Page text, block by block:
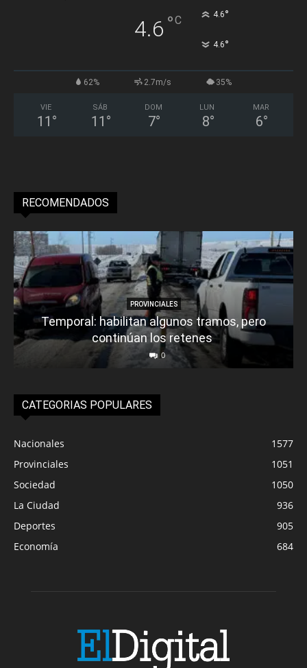
4.6 °C 4.6°
4.6°
62% 2.7m/s 35%
VIE
11 °
SÁB
11 °
DOM
7°
LUN
8°
MAR
6°
RECOMENDADOS
PROVINCIALES
Temporal: habilitan algunos tramos, pero
continúan los retenes
0
CATEGORIAS POPULARES
Nacionales
1577
Provinciales
1051
Sociedad
1050
La Ciudad
936
Deportes
905
Economía
684